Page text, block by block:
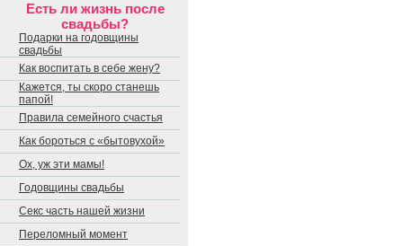
Есть ли жизнь после
свадьбы?
Подарки на годовщины
свадьбы
Как воспитать в себе жену?
Кажется, ты скоро станешь
папой!
Правила семейного счастья
Как бороться с «бытовухой»
Ох, уж эти мамы!
Годовщины свадьбы
Секс часть нашей жизни
Переломный момент